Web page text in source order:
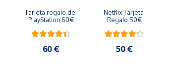
Tarjeta regalo de
PlayStation 60€
60 €
Netflix Tarjeta
Regalo 50€
50 €